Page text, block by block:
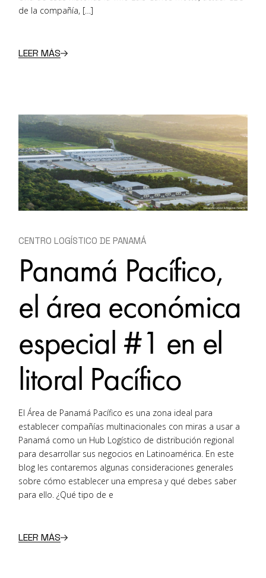
de la compañía, […]
LEER MÁS
CENTRO LOGÍSTICO DE PANAMÁ
Panamá Pacífico,
el área económica
especial #1 en el
litoral Pacífico
El Área de Panamá Pacífico es una zona ideal para
establecer compañías multinacionales con miras a usar a
Panamá como un Hub Logístico de distribución regional
para desarrollar sus negocios en Latinoamérica. En este
blog les contaremos algunas consideraciones generales
sobre cómo establecer una empresa y qué debes saber
para ello. ¿Qué tipo de e
LEER MÁS